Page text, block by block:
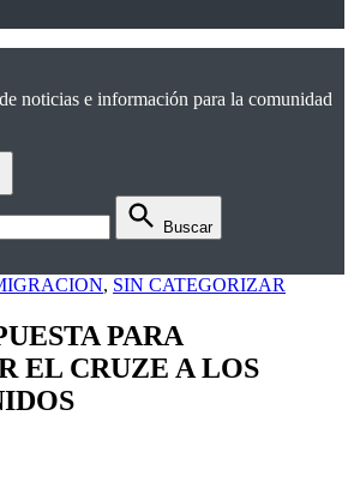
noticias e información para la comunidad
Buscar
, SIN CATEGORIZAR
PARA
EL CRUZE A LOS